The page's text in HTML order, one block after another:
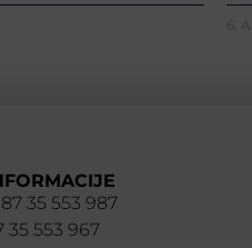
6.
35 553 987
35 553 967